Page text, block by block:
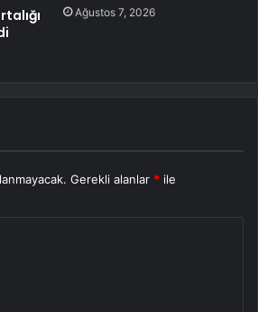
Ağustos 7, 2026
Gerekli alanlar * ile